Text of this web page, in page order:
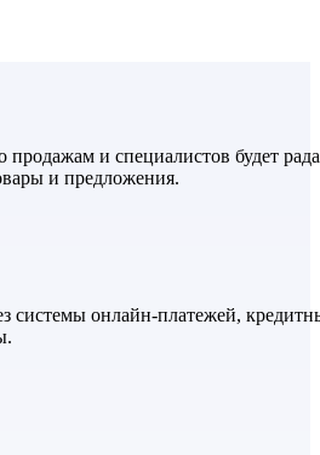
и специалистов будет рада
и предложения.
системы онлайн-платежей,